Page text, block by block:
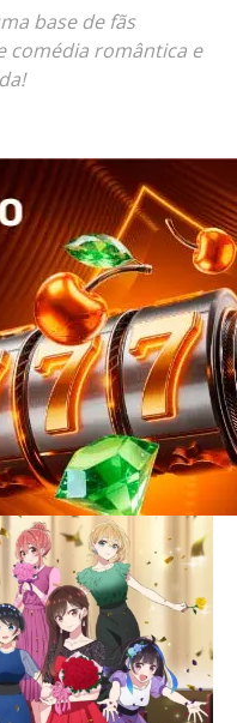
base de fãs
comédia romântica e